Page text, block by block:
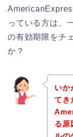
っている方は、
の有効期限をチ
か？
いか
てき
る原